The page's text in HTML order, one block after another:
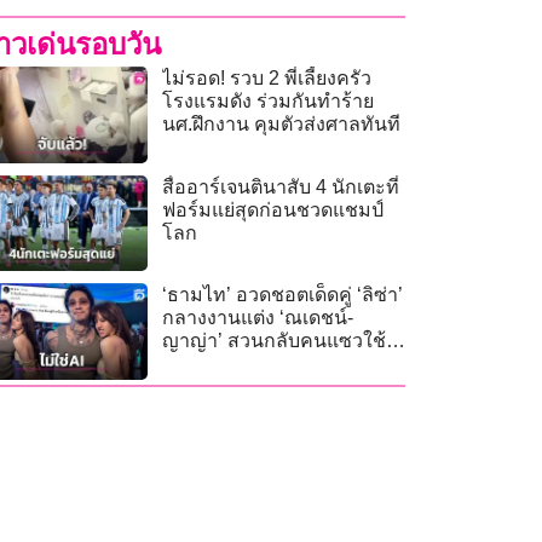
วเด่นรอบวัน
ไม่รอด! รวบ 2 พี่เลี้ยงครัว
โรงแรมดัง ร่วมกันทำร้าย
นศ.ฝึกงาน คุมตัวส่งศาลทันที
สื่ออาร์เจนตินาสับ 4 นักเตะที่
ฟอร์มแย่สุดก่อนชวดแชมป์
โลก
‘ธามไท’ อวดชอตเด็ดคู่ ‘ลิซ่า’
กลางงานแต่ง ‘ณเดชน์-
ญาญ่า’ สวนกลับคนแซวใช้